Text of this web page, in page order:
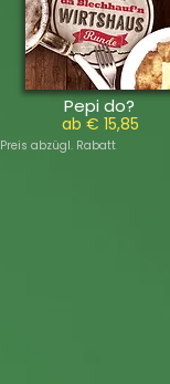
Pepi do?
ab € 15,85
Preis abzügl. Rabatt